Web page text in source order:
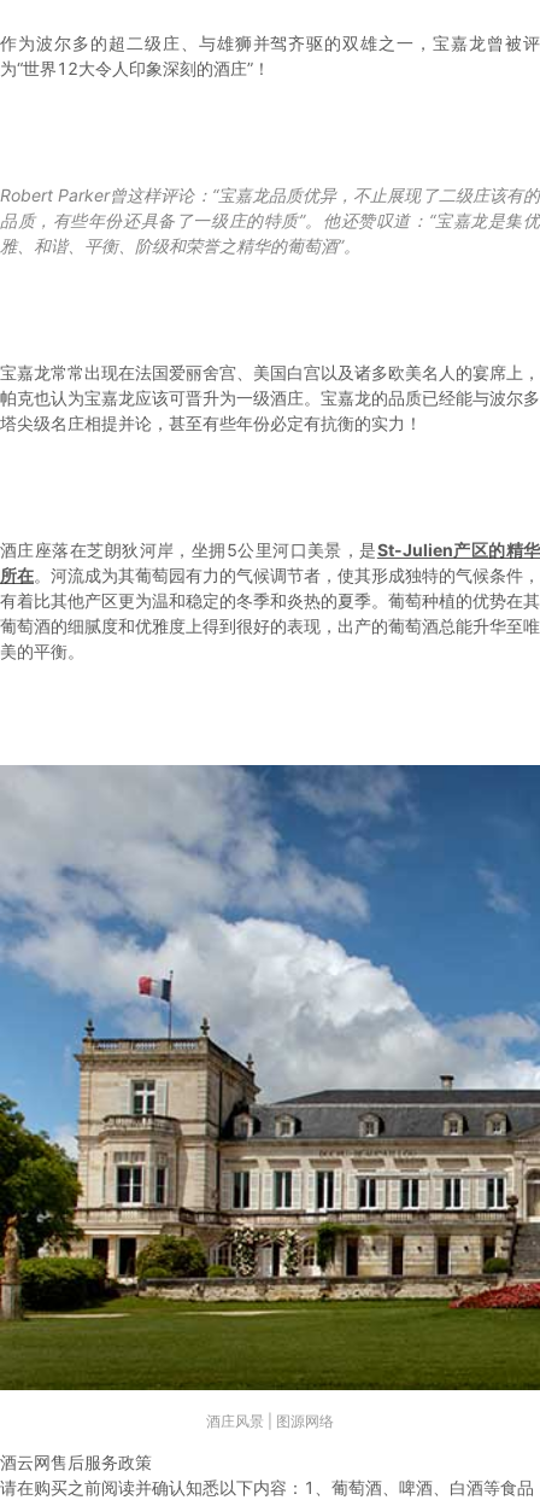
作为波尔多的超二级庄、与雄狮并驾齐驱的双雄之一，宝嘉龙曾被评
为“世界12大令人印象深刻的酒庄”！
Robert Parker曾这样评论：“宝嘉龙品质优异，不止展现了二级庄该有的
品质，有些年份还具备了一级庄的特质”。他还赞叹道：“宝嘉龙是集优
雅、和谐、平衡、阶级和荣誉之精华的葡萄酒”。
宝嘉龙常常出现在法国爱丽舍宫、美国白宫以及诸多欧美名人的宴席上，
帕克也认为宝嘉龙应该可晋升为一级酒庄。宝嘉龙的品质已经能与波尔多
塔尖级名庄相提并论，甚至有些年份必定有抗衡的实力！
酒庄座落在芝朗狄河岸，坐拥5公里河口美景，是St-Julien产区的精华
所在。河流成为其葡萄园有力的气候调节者，使其形成独特的气候条件，
有着比其他产区更为温和稳定的冬季和炎热的夏季。葡萄种植的优势在其
葡萄酒的细腻度和优雅度上得到很好的表现，出产的葡萄酒总能升华至唯
美的平衡。
酒庄风景 | 图源网络
酒云网售后服务政策
请在购买之前阅读并确认知悉以下内容： 1、葡萄酒、啤酒、白酒等食品